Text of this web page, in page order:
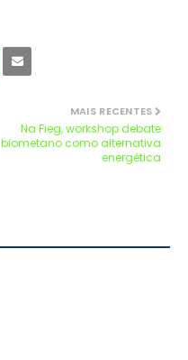
MAIS RECENTES
Na Fieg, workshop debate
biometano como alternativa
energética